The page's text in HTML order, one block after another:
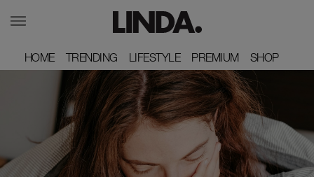
HOME
HOME TRENDING
TRENDING LIFESTYLE
LIFESTYLE PREMIUM
PREMIUM SHOP
SHOP